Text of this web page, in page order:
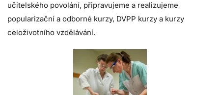
učitelského povolání, připravujeme a realizujeme
popularizační a odborné kurzy, DVPP kurzy a kurzy
celoživotního vzdělávání.